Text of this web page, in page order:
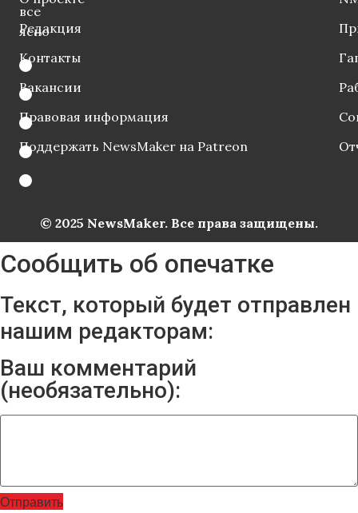
все
ясно
Редакция
Контакты
Вакансии
Правовая информация
Поддержать NewsMaker на Patreon
© 2025 NewsMaker. Все права защищены.
Сообщить об опечатке
Текст, который будет отправлен
нашим редакторам:
Ваш комментарий
(необязательно):
Отправить